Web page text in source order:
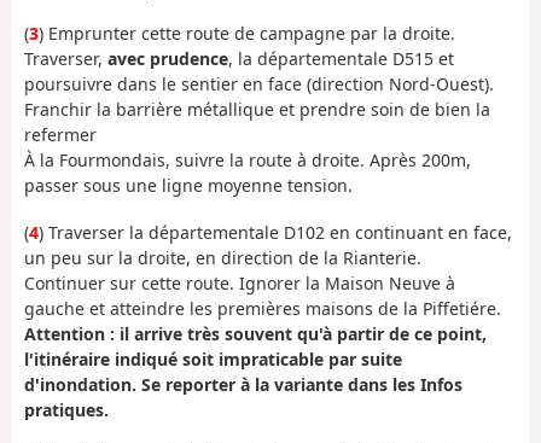
(3) Emprunter cette route de campagne par la droite.
Traverser, avec prudence, la départementale D515 et
poursuivre dans le sentier en face (direction Nord-Ouest).
Franchir la barrière métallique et prendre soin de bien la
refermer
À la Fourmondais, suivre la route à droite. Après 200m,
passer sous une ligne moyenne tension.
(4) Traverser la départementale D102 en continuant en face,
un peu sur la droite, en direction de la Rianterie.
Continuer sur cette route. Ignorer la Maison Neuve à
gauche et atteindre les premières maisons de la Piffetiére.
Attention : il arrive très souvent qu'à partir de ce point,
l'itinéraire indiqué soit impraticable par suite
d'inondation. Se reporter à la variante dans les Infos
pratiques.